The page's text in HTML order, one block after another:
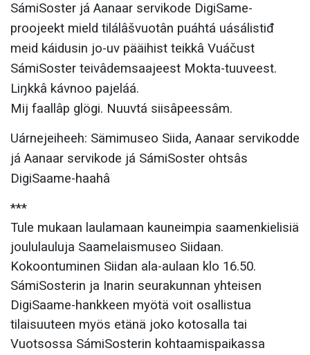
SámiSoster já Aanaar servikode DigiSame-
proojeekt mield tilálâšvuotân puáhtá uásálistiđ
meid káidusin jo-uv pääihist teikkâ Vuáčust
SámiSoster teivâdemsaajeest Mokta-tuuveest.
Liŋkkâ kávnoo pajeláá.
Mij faallâp glögi. Nuuvtá siisâpeessâm.
Uárnejeiheeh: Sämimuseo Siida, Aanaar servikodde
já Aanaar servikode já SámiSoster ohtsâs
DigiSaame-haahâ
***
Tule mukaan laulamaan kauneimpia saamenkielisiä
joululauluja Saamelaismuseo Siidaan.
Kokoontuminen Siidan ala-aulaan klo 16.50.
SámiSosterin ja Inarin seurakunnan yhteisen
DigiSaame-hankkeen myötä voit osallistua
tilaisuuteen myös etänä joko kotosalla tai
Vuotsossa SámiSosterin kohtaamispaikassa